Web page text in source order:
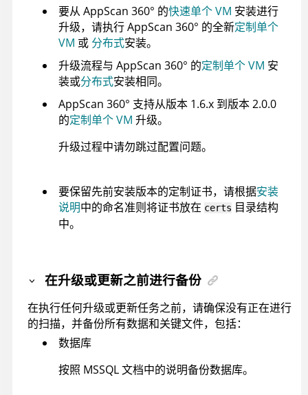
要从 AppScan 360° 的快速单个 VM 安装进行
升级，请执行AppScan 360° 的全新定制单个
VM 或 分布式安装。
升级流程与 AppScan 360° 的定制单个 VM 安
装或分布式安装相同。
AppScan 360° 支持从版本 1.6.x 到版本 2.0.0
的定制单个 VM 升级。
升级过程中请勿跳过配置问题。
要保留先前安装版本的定制证书，请根据安装
说明中的命名准则将证书放在 certs 目录结构
中。
在升级或更新之前进行备份
在执行任何升级或更新任务之前，请确保没有正在进行
的扫描，并备份所有数据和关键文件，包括：
数据库
按照 MSSQL 文档中的说明备份数据库。